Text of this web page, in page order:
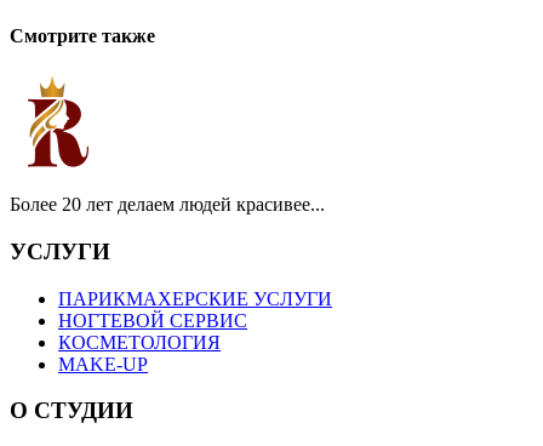
Смотрите также
Более 20 лет делаем людей красивее...
УСЛУГИ
ПАРИКМАХЕРСКИЕ УСЛУГИ
НОГТЕВОЙ СЕРВИС
КОСМЕТОЛОГИЯ
MAKE-UP
О СТУДИИ